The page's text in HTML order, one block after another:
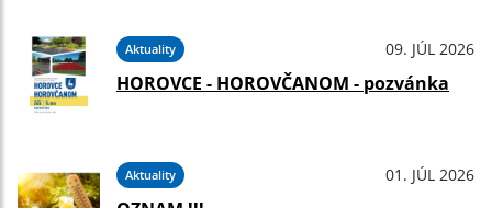
Aktuality 09. JÚL 2026
HOROVCE - HOROVČANOM - pozvánka
Aktuality 01. JÚL 2026